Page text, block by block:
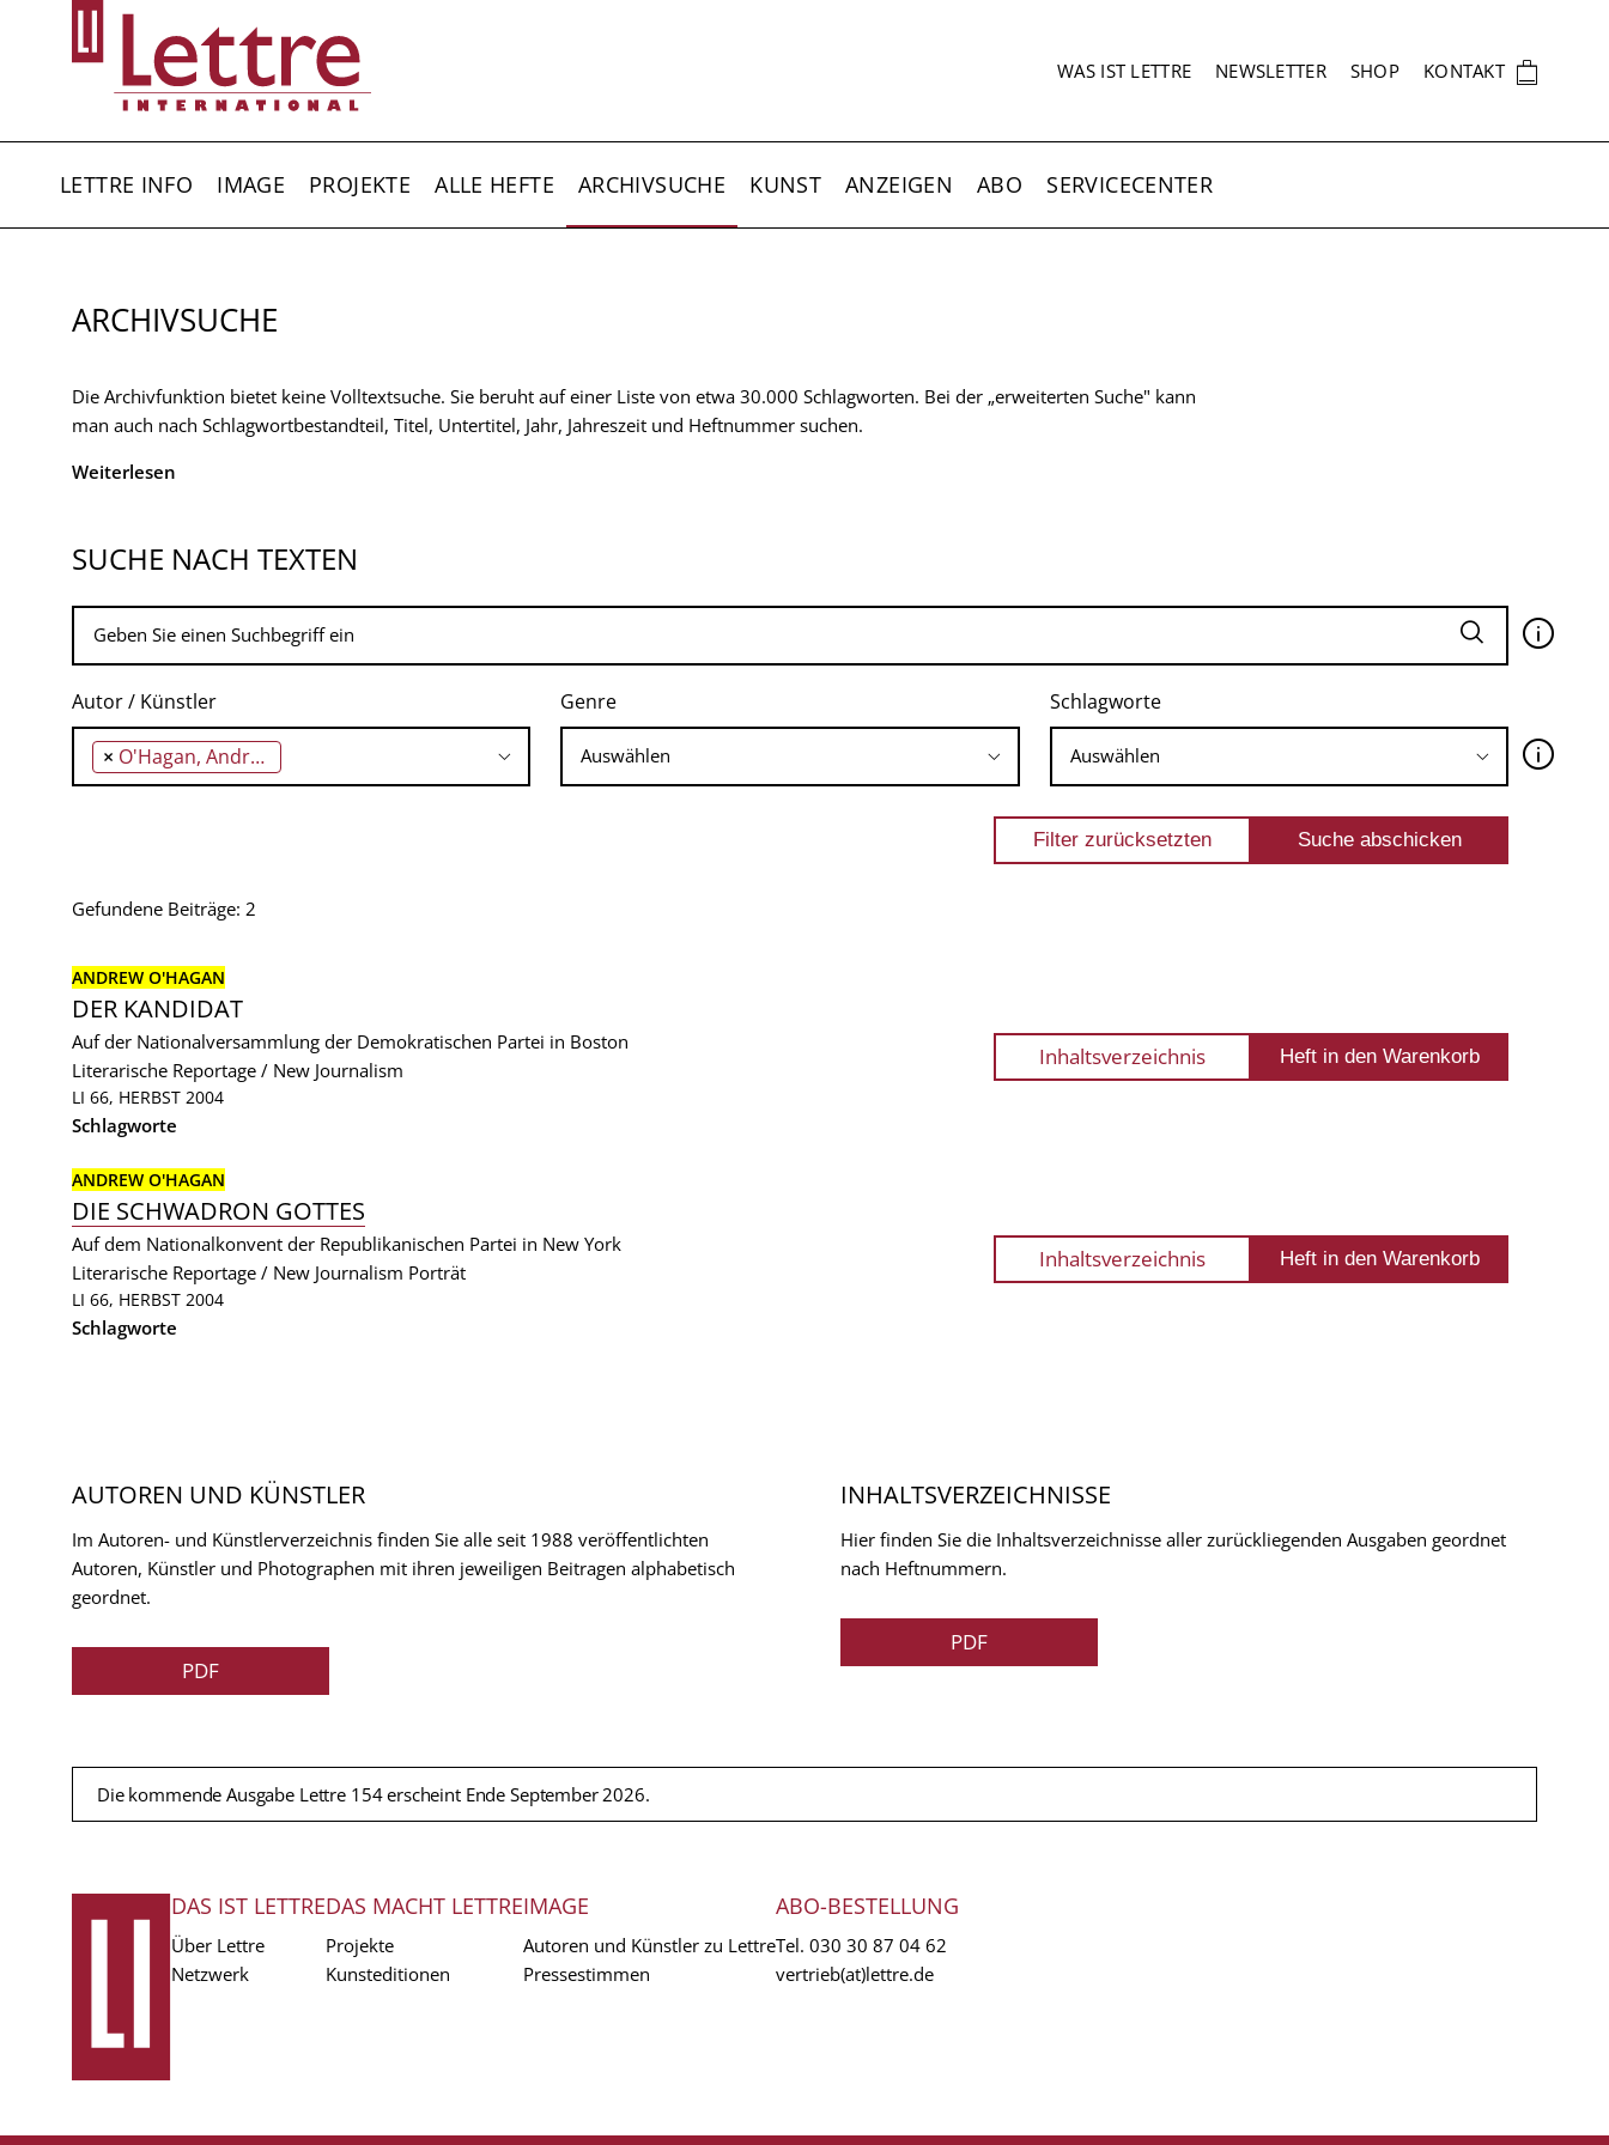
SEKUNDÄRNAVIGATION
WAS IST LETTRE NEWSLETTER SHOP KONTAKT 🛍
LETTRE INFO IMAGE PROJEKTE ALLE HEFTE ARCHIVSUCHE KUNST ANZEIGEN ABO SERVICECENTER
ARCHIVSUCHE
Die Archivfunktion bietet keine Volltextsuche. Sie beruht auf einer Liste von etwa 30.000 Schlagworten. Bei der „erweiterten Suche" kann
man auch nach Schlagwortbestandteil, Titel, Untertitel, Jahr, Jahreszeit und Heftnummer suchen.
Weiterlesen
SUCHE NACH TEXTEN
🛈
Autor / Künstler
× O'Hagan, Andrew
Genre Schlagworte
🛈
Gefundene Beiträge: 2
ANDREW O'HAGAN
DER KANDIDAT
Auf der Nationalversammlung der Demokratischen Partei in Boston
Literarische Reportage / New Journalism
LI 66, HERBST 2004
Schlagworte
Inhaltsverzeichnis
ANDREW O'HAGAN
DIE SCHWADRON GOTTES
Auf dem Nationalkonvent der Republikanischen Partei in New York
Literarische Reportage / New Journalism Porträt
LI 66, HERBST 2004
Schlagworte
Inhaltsverzeichnis
AUTOREN UND KÜNSTLER
Im Autoren- und Künstlerverzeichnis finden Sie alle seit 1988 veröffentlichten
Autoren, Künstler und Photographen mit ihren jeweiligen Beitragen alphabetisch
geordnet.
PDF
INHALTSVERZEICHNISSE
Hier finden Sie die Inhaltsverzeichnisse aller zurückliegenden Ausgaben geordnet
nach Heftnummern.
PDF
Die kommende Ausgabe Lettre 154 erscheint Ende September 2026.
FUSSZEILE
DAS IST LETTRE
Über Lettre
Netzwerk
DAS MACHT LETTRE
Projekte
Kunsteditionen
IMAGE
Autoren und Künstler zu Lettre
Pressestimmen
ABO-BESTELLUNG
Tel. 030 30 87 04 62
vertrieb(at)lettre.de